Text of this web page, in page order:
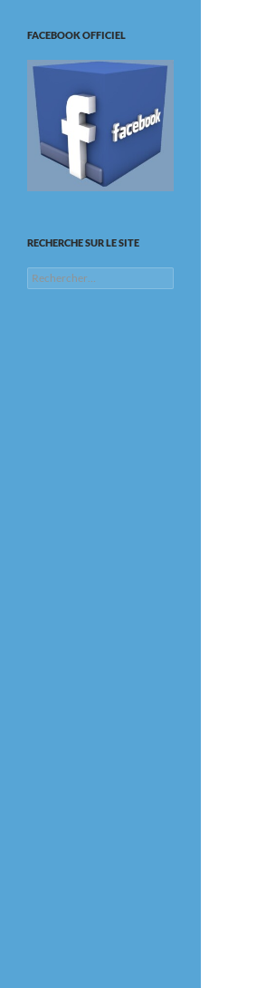
FACEBOOK OFFICIEL
RECHERCHE SUR LE SITE
Rechercher :